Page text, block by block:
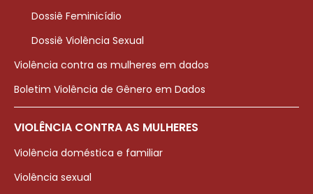
Dossiê Feminicídio
Dossiê Violência Sexual
Violência contra as mulheres em dados
Boletim Violência de Gênero em Dados
VIOLÊNCIA CONTRA AS MULHERES
Violência doméstica e familiar
Violência sexual